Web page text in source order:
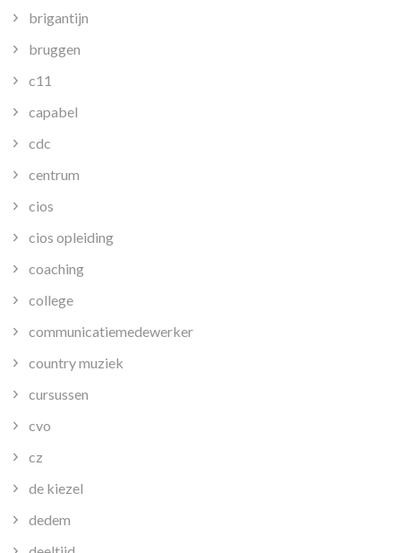
brigantijn
bruggen
c11
capabel
cdc
centrum
cios
cios opleiding
coaching
college
communicatiemedewerker
country muziek
cursussen
cvo
cz
de kiezel
dedem